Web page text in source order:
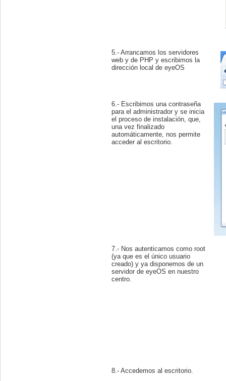
5.- Arrancamos los servidores
web y de PHP y escribimos la
dirección local de eyeOS
6.- Escribimos una contraseña
para el administrador y se inicia
el proceso de instalación, que,
una vez finalizado
automáticamente, nos permite
acceder al escritorio.
7.- Nos autenticamos como root
(ya que es el único usuario
creado) y ya disponemos de un
servidor de eyeOS en nuestro
centro.
8.- Accedemos al escritorio.